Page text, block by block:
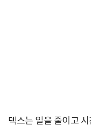
덱스는 일을 줄이고